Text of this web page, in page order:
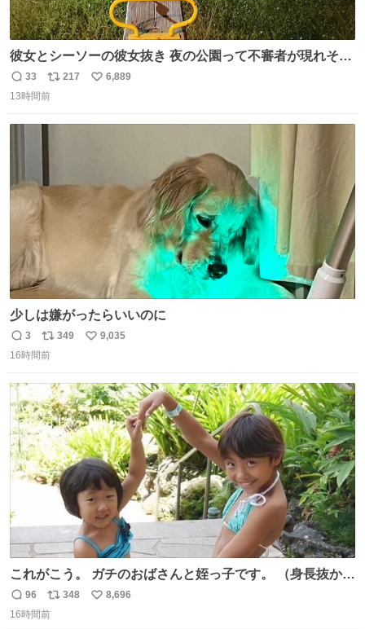
彼女とシーソーの彼女抜き 夜の公園って不審者が現れそう
で怖いんだよな
返
信
33
リ
ポ
217
い
6,889
13時間前
少しは嫌がったらいいのに
返
信
3
リ
ポ
ト
数
349
い
数
9,035
16時間前
これがこう。 ガチのおばさんと姪っ子です。 （身長抜かさ
返
信
96
リ
ポ
348
い
8,696
16時間前